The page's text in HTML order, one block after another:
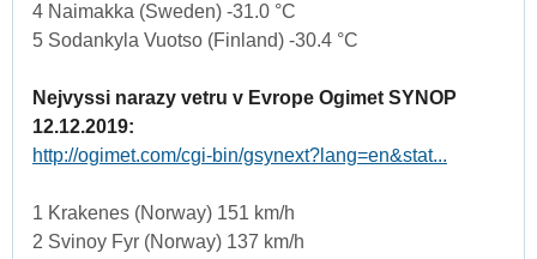
4 Naimakka (Sweden) -31.0 °C
5 Sodankyla Vuotso (Finland) -30.4 °C
Nejvyssi narazy vetru v Evrope Ogimet SYNOP
12.12.2019:
http://ogimet.com/cgi-bin/gsynext?lang=en&stat...
1 Krakenes (Norway) 151 km/h
2 Svinoy Fyr (Norway) 137 km/h